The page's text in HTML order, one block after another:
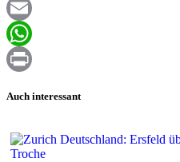
Facebook
Email
WhatsApp
Auch interessant